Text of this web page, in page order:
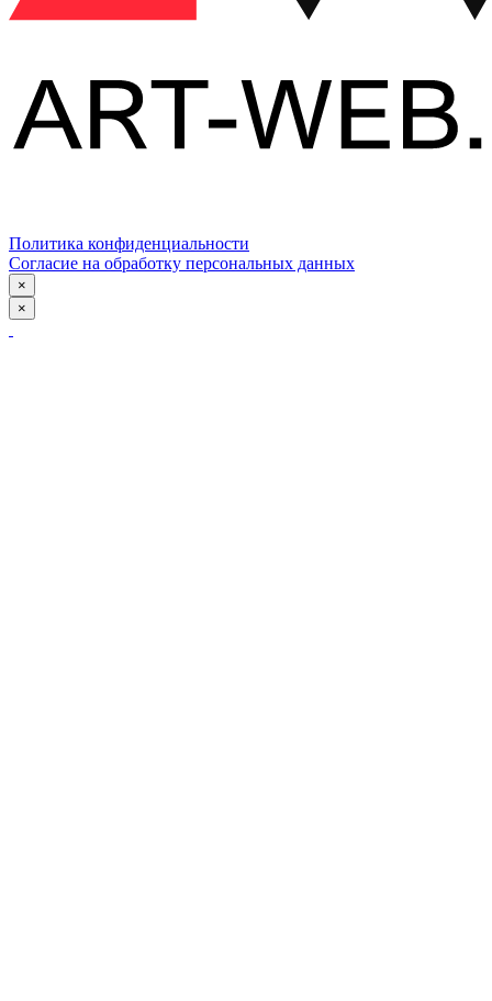
Политика конфиденциальности
Согласие на обработку персональных данных
×
×